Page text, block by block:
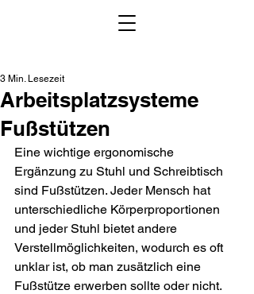
Arbeitsplatzsysteme
Fußstützen
3 Min. Lesezeit
Eine wichtige ergonomische
Ergänzung zu Stuhl und Schreibtisch
sind Fußstützen. Jeder Mensch hat
unterschiedliche Körperproportionen
und jeder Stuhl bietet andere
Verstellmöglichkeiten, wodurch es oft
unklar ist, ob man zusätzlich eine
Fußstütze erwerben sollte oder nicht.